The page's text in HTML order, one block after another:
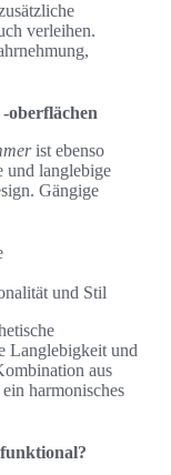
verleihen.
oberflächen
ist ebenso
und langlebige
Gängige
und Stil
Langlebigkeit und
aus
harmonisches